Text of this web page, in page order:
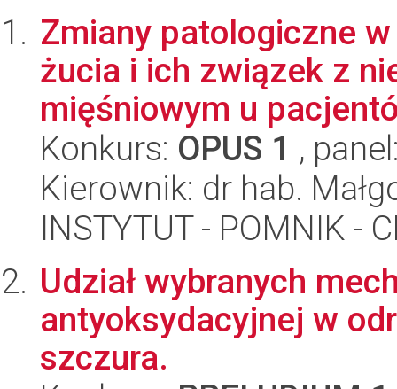
Zmiany patologiczne
żucia i ich związek z
mięśniowym u
Konkurs: OPUS 1 ,
Kierownik: dr hab.
INSTYTUT - POMNIK -
Udział wybranych
antyoksydacyjnej w
szczura.